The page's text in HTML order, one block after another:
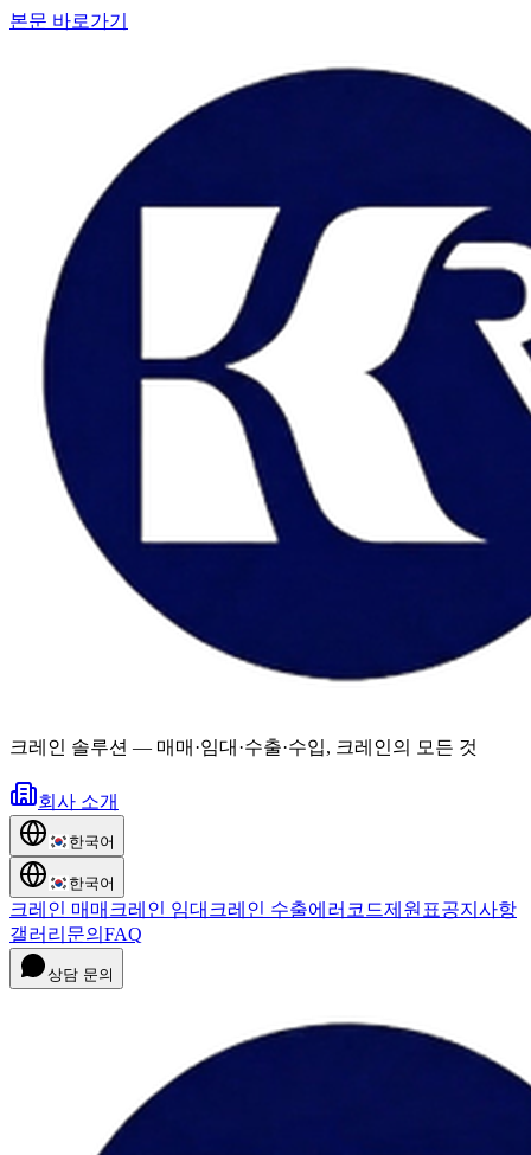
본문 바로가기
크레인 솔루션 — 매매·임대·수출·수입, 크레인의 모든 것
회사 소개
한국어
한국어
크레인 매매 크레인 임대 크레인 수출에러코드제원표공지사항
갤러리 문의 FAQ
상담 문의